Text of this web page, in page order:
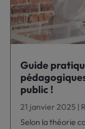
Guide
public !
21 janvier 2025 |
Selon la théorie